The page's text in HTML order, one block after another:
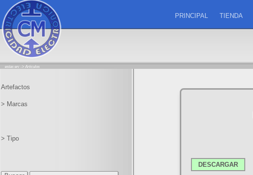
PRINCIPAL TIENDA
estas en: -> Articulos
DESCARGAR
Artefactos
> Marcas
> Tipo